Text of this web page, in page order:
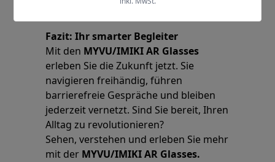
Fazit: Ihr smarter Begleiter
Mit den MYVU/IMIKI AR Glasses
erleben Sie die Zukunft jetzt. Sie
navigieren freihändig, führen
barrierefreie Gespräche und bleiben
jederzeit vernetzt. Sind Sie bereit, Ihren
Alltag zu revolutionieren?
Sehen, verstehen und erleben Sie mehr
mit der MYVU/IMIKI AR Glasses.